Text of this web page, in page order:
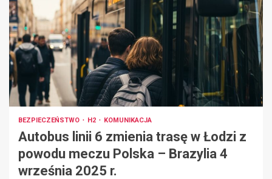
BEZPIECZEŃSTWO H2 KOMUNIKACJA
Autobus linii 6 zmienia trasę w Łodzi z
powodu meczu Polska – Brazylia 4
września 2025 r.